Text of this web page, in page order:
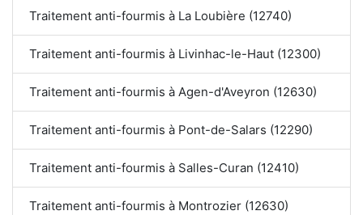
Traitement anti-fourmis à La Loubière (12740)
Traitement anti-fourmis à Livinhac-le-Haut (12300)
Traitement anti-fourmis à Agen-d'Aveyron (12630)
Traitement anti-fourmis à Pont-de-Salars (12290)
Traitement anti-fourmis à Salles-Curan (12410)
Traitement anti-fourmis à Montrozier (12630)